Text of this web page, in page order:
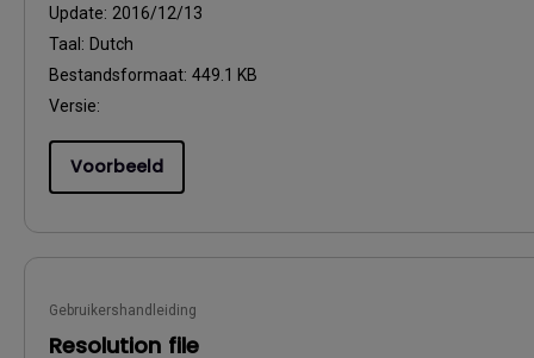
Update: 2016/12/13
Taal: Dutch
Bestandsformaat: 449.1 KB
Versie:
Voorbeeld
Gebruikershandleiding
Resolution file